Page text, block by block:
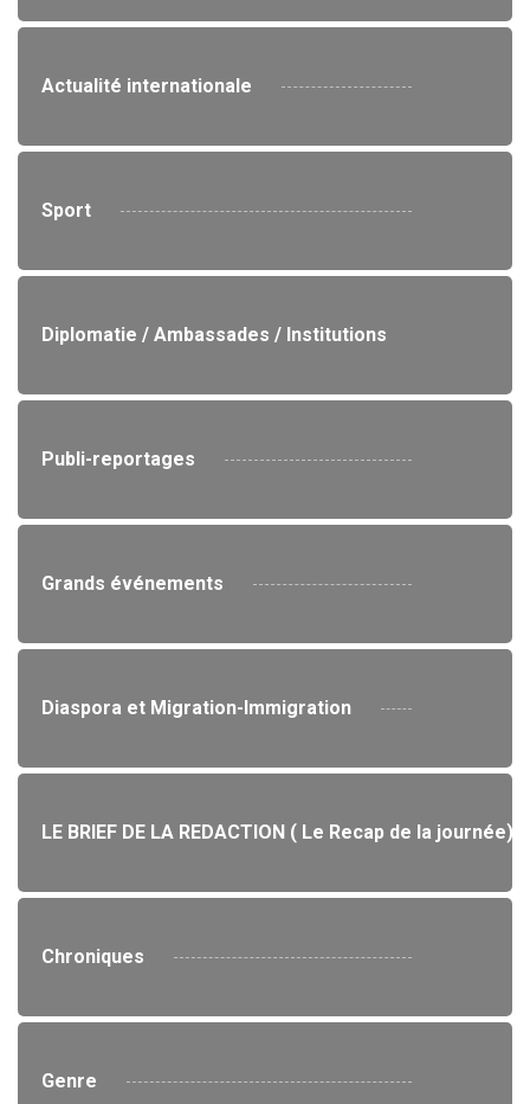
Actualité internationale
Sport
Diplomatie / Ambassades / Institutions
Publi-reportages
Grands événements
Diaspora et Migration-Immigration
LE BRIEF DE LA REDACTION ( Le Recap de la journée)
Chroniques
Genre